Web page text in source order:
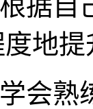
地
会